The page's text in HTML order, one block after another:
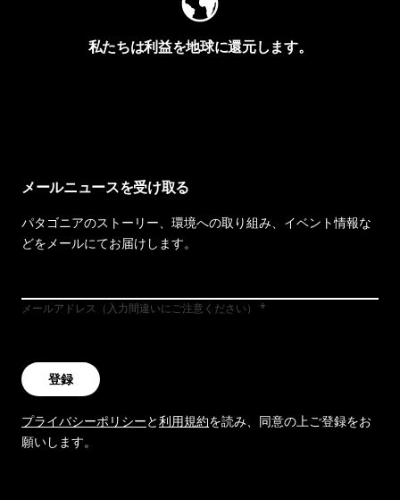
私たちは利益を地球に還元します。
メールニュースを受け取る
パタゴニアのストーリー、環境への取り組み、イベント情報な
どをメールにてお届けします。
メールアドレス（入力間違いにご注意ください）
登録
プライバシーポリシーと利用規約を読み、同意の上ご登録をお
願いします。